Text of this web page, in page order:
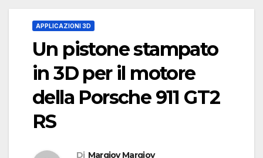
APPLICAZIONI 3D
Un pistone stampato
in 3D per il motore
della Porsche 911 GT2
RS
Di Margiov Margiov